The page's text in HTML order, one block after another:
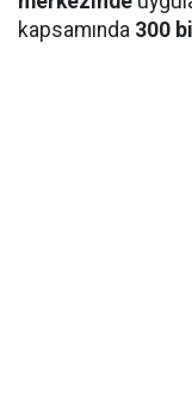
kapsamında 300